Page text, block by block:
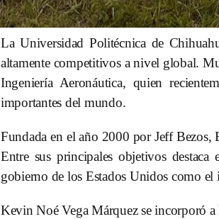
La Universidad Politécnica de
altamente competitivos a nivel global.
Ingeniería Aeronáutica, quien
importantes del mundo.
Fundada en el año 2000 por Jeff Bezos,
Entre sus principales objetivos
gobierno de los Estados Unidos como el
Kevin Noé Vega Márquez se incorporó